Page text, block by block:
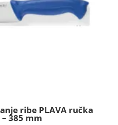
ribe PLAVA ručka
385 mm